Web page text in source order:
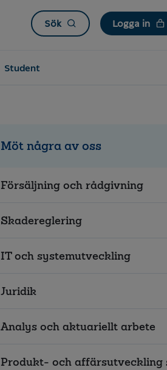
Sök Logga in
Student
Möt några av oss
Försäljning och rådgivning
Skadereglering
IT och systemutveckling
Juridik
Analys och aktuariellt arbete
Produkt- och affärsutveckling